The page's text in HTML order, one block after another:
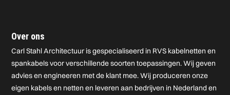
Over ons
Carl Stahl Architectuur is gespecialiseerd in RVS kabelnetten en
spankabels voor verschillende soorten toepassingen. Wij geven
advies en engineeren met de klant mee. Wij produceren onze
eigen kabels en netten en leveren aan bedrijven in Nederland en